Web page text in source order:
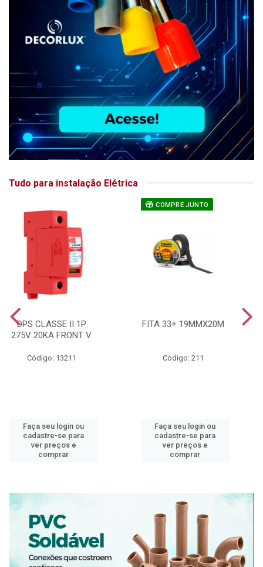
Tudo para instalação Elétrica
DPS CLASSE II 1P
275V 20KA FRONT V
Código: 13211
Faça seu login ou
cadastre-se para
ver preços e
comprar
COMPRE JUNTO
FITA 33+ 19MMX20M
Código: 211
Faça seu login ou
cadastre-se para
ver preços e
comprar